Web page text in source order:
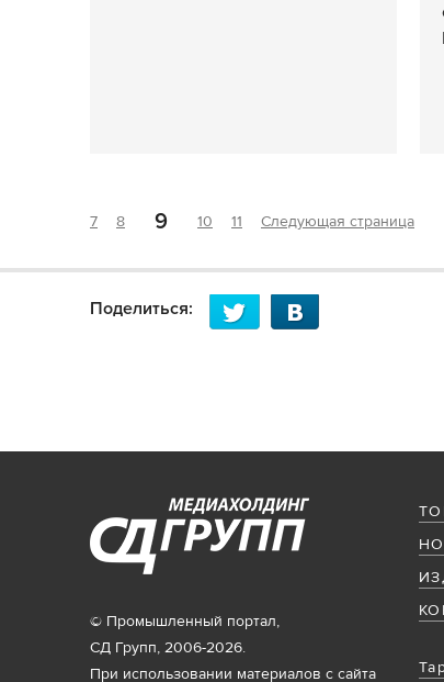
7 8 9 10 11 Следующая страница
Поделиться:
© Промышленный портал,
СД Групп, 2006-2026.
При использовании материалов с сайта